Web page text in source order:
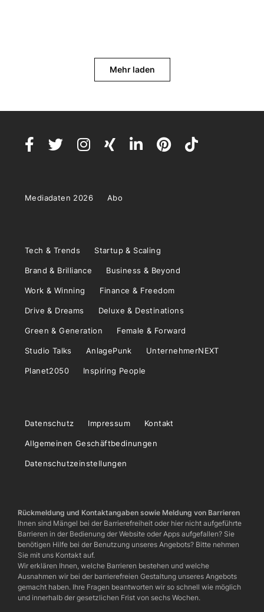
Mehr laden
Mediadaten 2026 Abo
Tech & Trends Startup & Scaling
Brand & Brilliance Business & Beyond
Work & Winning Finance & Freedom
Drive & Dreams Deluxe & Destinations
Green & Generation Female & Forward
Studio Talks AnlagePunk UnternehmerNEXT
Planet2050 Inspiring People
Datenschutz Impressum Kontakt
Allgemeinen Geschäftbedinungen
Datenschutzeinstellungen
Rückmeldung und Kontaktangaben sowie Meldung von Barrieren
Ihnen sind Mängel bei der Barrierefreiheit oder hier nicht aufgeführte
Barrieren in der Bedienung der Website oder Apps aufgefallen? Sie
benötigen Hilfe bei der Benutzung unseres Angebots? Bitte nehmen
Sie mit uns Kontakt auf.
Wir erklären Ihnen, welche Barrieren bestehen und welche
Ausnahmen wir bei der barrierefreien Gestaltung unseres Angebots
gemacht haben. Ihre Fragen beantworten wir so schnell wie möglich
und innerhalb der gesetzlichen Frist von sechs Wochen.